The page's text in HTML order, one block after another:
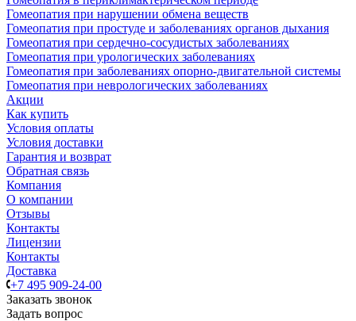
Гомеопатия при нарушении обмена веществ
Гомеопатия при простуде и заболеваниях органов дыхания
Гомеопатия при сердечно-сосудистых заболеваниях
Гомеопатия при урологических заболеваниях
Гомеопатия при заболеваниях опорно-двигательной системы
Гомеопатия при неврологических заболеваниях
Акции
Как купить
Условия оплаты
Условия доставки
Гарантия и возврат
Обратная связь
Компания
О компании
Отзывы
Контакты
Лицензии
Контакты
Доставка
+7 495 909-24-00
Заказать звонок
Задать вопрос